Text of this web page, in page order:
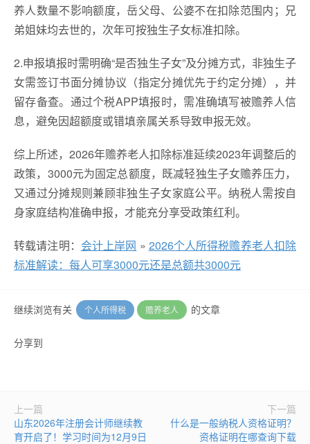
养人数量不影响额度，岳父母、公婆不在扣除范围内；兄
弟姐妹均去世的，次年可按独生子女标准扣除。
2.申报填报时需明确“是否独生子女”及分摊方式，非独生子
女需签订书面分摊协议（指定分摊优先于约定分摊），并
留存备查。通过个税APP填报时，需准确填写被赡养人信
息，避免因超额度或错填亲属关系导致申报无效。
综上所述，2026年赡养老人扣除标准延续2023年调整后的
政策，3000元为固定总额度，既减轻独生子女赡养压力，
又通过分摊规则兼顾非独生子女家庭公平。纳税人需按自
身家庭结构准确申报，才能充分享受政策红利。
转载请注明： 会计上岸网 » 2026个人所得税赡养老人扣除
标准解读：每人可享3000元还是总额共3000元
继续浏览有关 个人所得税 赡养老人 的文章
分享到
上一篇
山东2026年注册会计师继续教
育开启了！学习时间为12月9日
下一篇
什么是一般纳税人资格证明？
资格证明在哪查询下载